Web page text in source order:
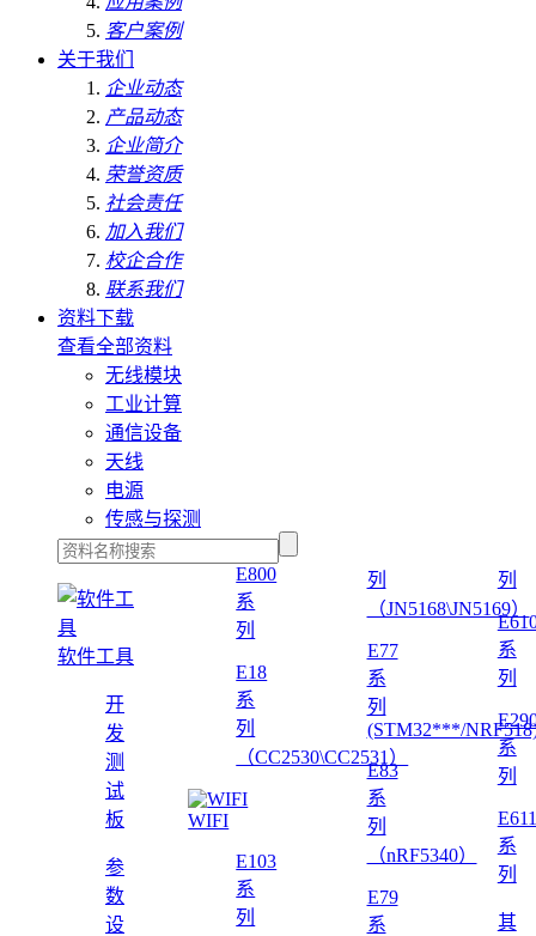
客户案例
关于我们
企业动态
产品动态
企业简介
荣誉资质
社会责任
加入我们
校企合作
联系我们
资料下载
查看全部资料
无线模块
工业计算
通信设备
天线
电源
传感与探测
软件工具
开
发
测
试
板
参
数
设
E800
系
列
E18
系
列
（CC2530\CC2531）
WIFI
E103
系
列
列
（JN5168\JN5169）
E77
系
列
(STM32***/
E83
系
列
（nRF5340）
E79
系
列
系
列
系
列
E611
系
列
其